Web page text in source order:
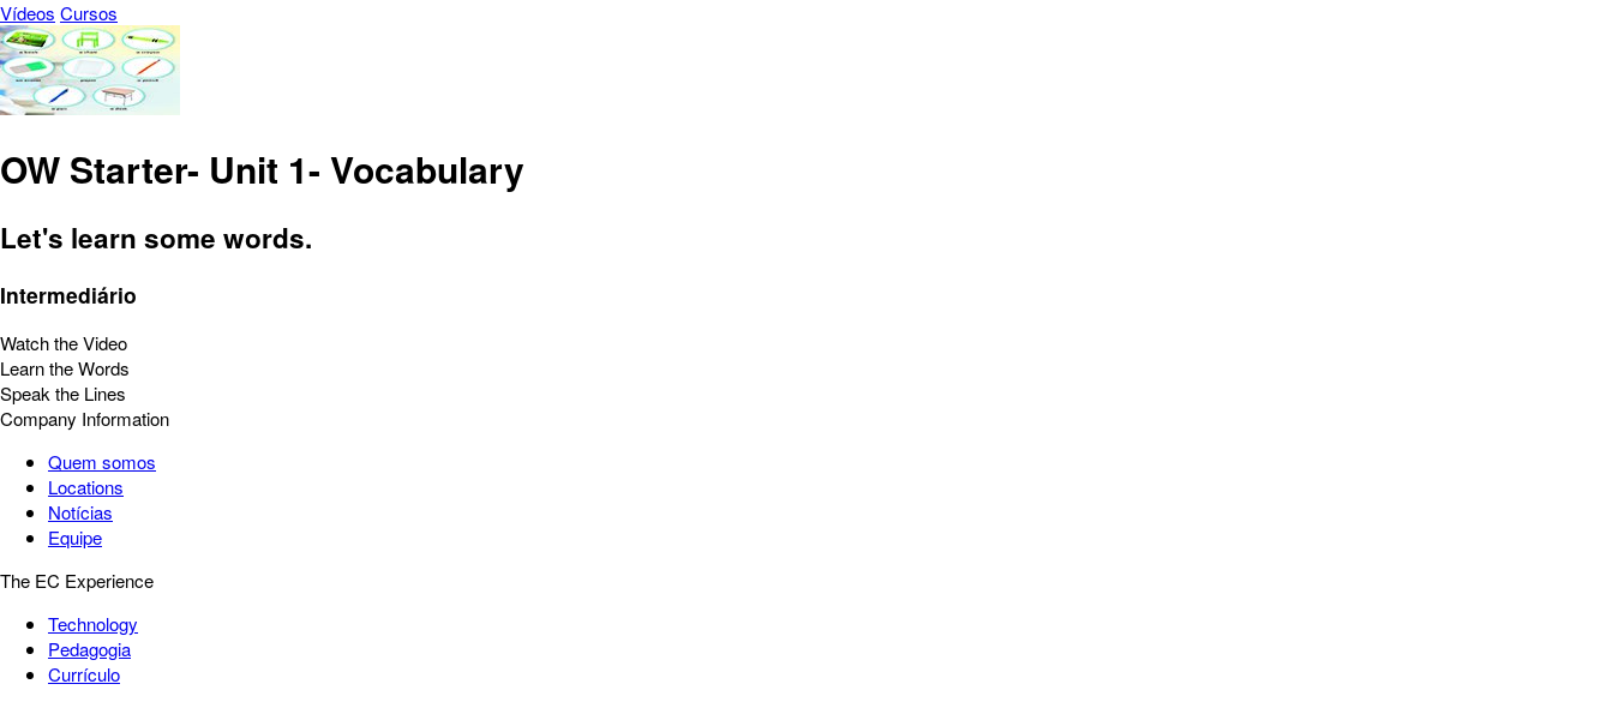
Vídeos Cursos
OW Starter- Unit 1- Vocabulary
Let's learn some words.
Intermediário
Watch the Video
Learn the Words
Speak the Lines
Company Information
Quem somos
Locations
Notícias
Equipe
The EC Experience
Technology
Pedagogia
Currículo